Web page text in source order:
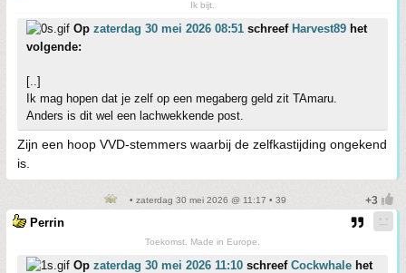
Ik bijt.
Op zaterdag 30 mei 2026 08:51 schreef Harvest89 het
volgende:
[..]
Ik mag hopen dat je zelf op een megaberg geld zit TAmaru.
Anders is dit wel een lachwekkende post.
Zijn een hoop VVD-stemmers waarbij de zelfkastijding ongekend
is.
• zaterdag 30 mei 2026 @ 11:17 • 39
Perrin
Toekomst. Made in Europe.
Op zaterdag 30 mei 2026 11:10 schreef Cockwhale het